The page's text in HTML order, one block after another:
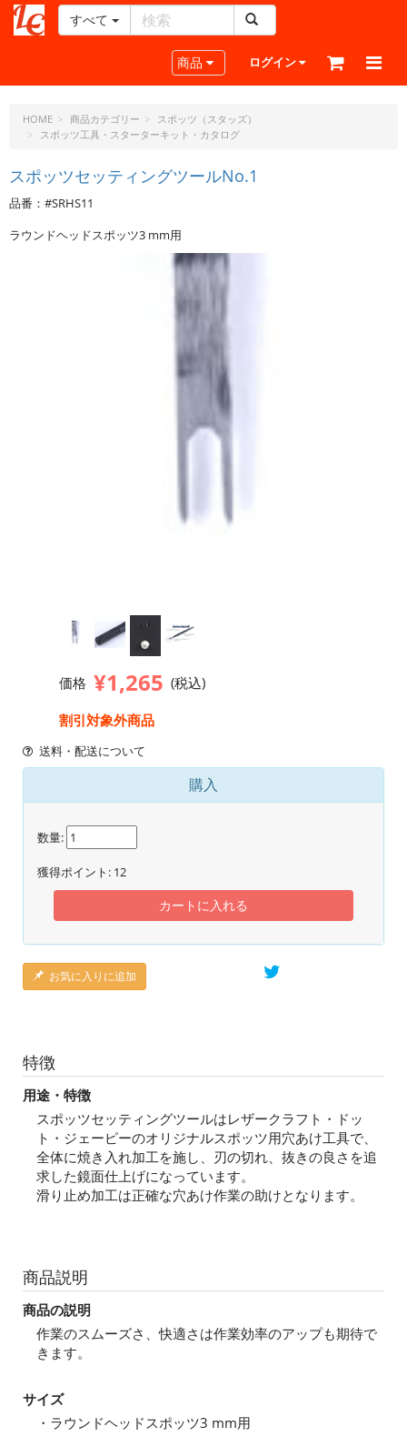
ー
ラ
フ
ド
ッ
ト・
ジ
すべて
Toggle navigation
商品 ログイン
HOME 商品カテゴリー
スポッツ（スタッズ）
スポッツ工具・スターターキット・カタログ
スポッツセッティングツールNo.1
品番：#SRHS11
ラウンドヘッドスポッツ3 mm用
価格 ¥1,265 (税込)
割引対象外商品
送料・配送について
購入
数量:
獲得ポイント: 12
カートに入れる
お気に入りに追加
特徴
用途・特徴
スポッツセッティングツールはレザークラフト・ドッ
ト・ジェーピーのオリジナルスポッツ用穴あけ工具で、
全体に焼き入れ加工を施し、刃の切れ、抜きの良さを追
求した鏡面仕上げになっています。
滑り止め加工は正確な穴あけ作業の助けとなります。
商品説明
商品の説明
作業のスムーズさ、快適さは作業効率のアップも期待で
きます。
サイズ
・ラウンドヘッドスポッツ3 mm用